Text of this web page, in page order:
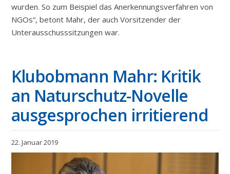
wurden. So zum Beispiel das Anerkennungsverfahren von
NGOs“, betont Mahr, der auch Vorsitzender der
Unterausschusssitzungen war.
Klubobmann Mahr: Kritik
an Naturschutz-Novelle
ausgesprochen irritierend
22. Januar 2019